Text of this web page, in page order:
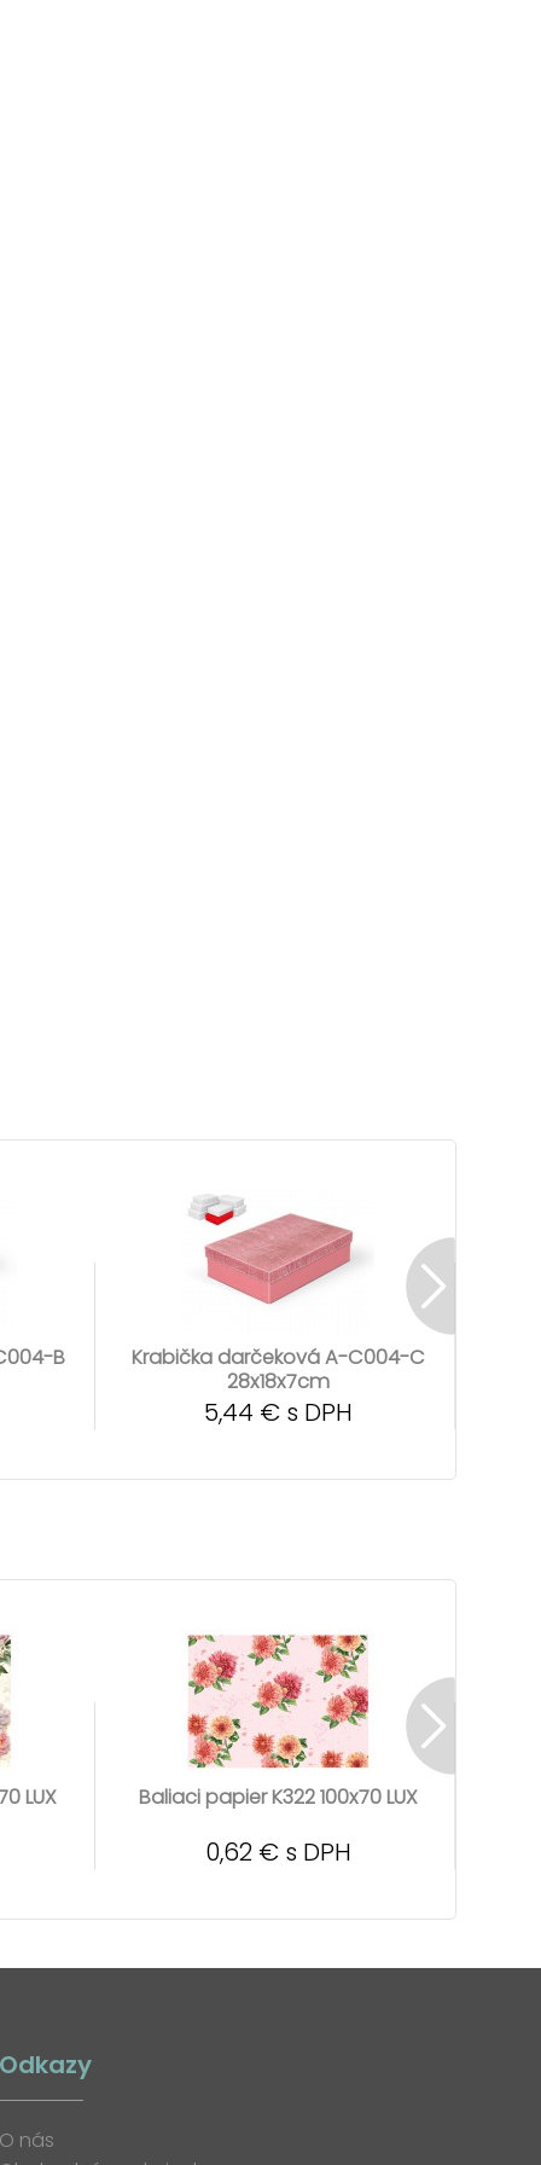
B
Krabička darčeková A-C004-C
28x18x7cm
5,44 € s DPH
LUX Baliaci papier K322 100x70 LUX
0,62 € s DPH
Odkazy
O nás